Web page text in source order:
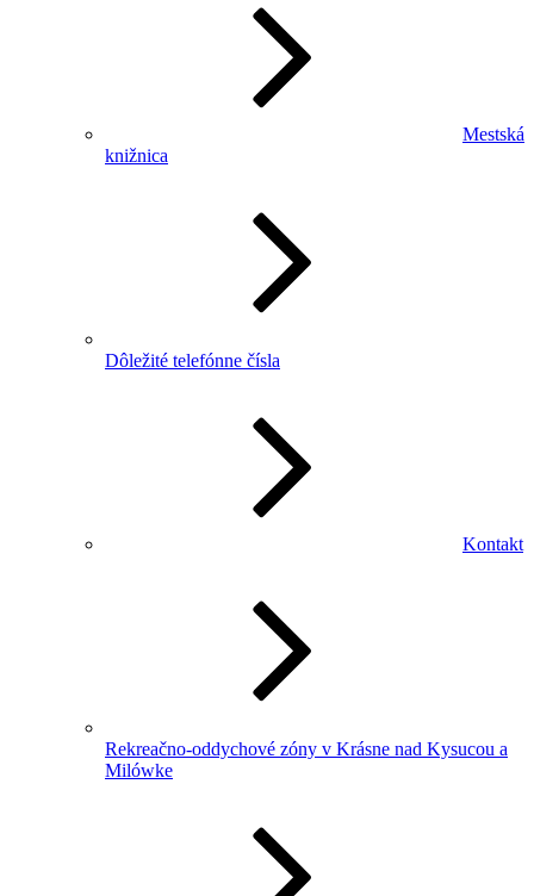
Mestská
knižnica
Dôležité telefónne čísla
Kontakt
Rekreačno-oddychové zóny v Krásne nad Kysucou a
Milówke